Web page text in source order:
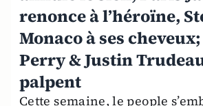
renonce à l’héroïne,
Monaco à ses
Perry & Justin
palpent
Cette semaine, le people